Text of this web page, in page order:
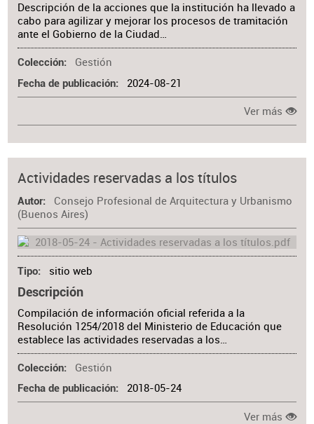
Descripción de la acciones que la institución ha llevado a
cabo para agilizar y mejorar los procesos de tramitación
ante el Gobierno de la Ciudad…
Colección Gestión
Fecha de publicación 2024-08-21
Ver más
Actividades reservadas a los títulos
Autor
Consejo Profesional de Arquitectura y Urbanismo
(Buenos Aires)
Tipo sitio web
Descripción
Compilación de información oficial referida a la
Resolución 1254/2018 del Ministerio de Educación que
establece las actividades reservadas a los…
Colección Gestión
Fecha de publicación 2018-05-24
Ver más